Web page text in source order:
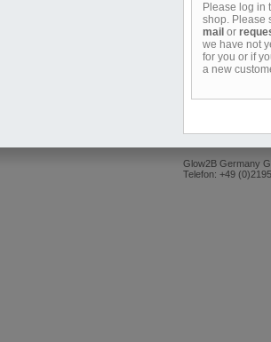
Please log in
shop. Please
mail or
we have not
for you or if
a new
Glow2B Germany
Telefon: +49